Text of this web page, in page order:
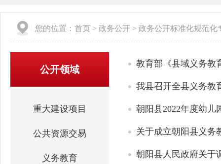
您的位置： 首页 > 政务公开 > 政务公开标准化规范化
公开领域
重大建设项目
公共资源交易
义务教育
教育部《县域义务教
我县召开全县义务教
朝阳县2022年度幼儿
关于成立朝阳县义务
朝阳县人民政府关于